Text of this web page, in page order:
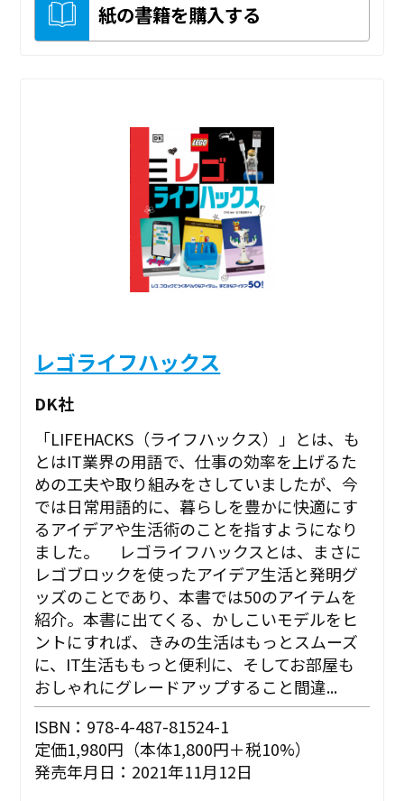
紙の書籍を購入する
レゴライフハックス
DK社
「LIFEHACKS（ライフハックス）」とは、も
とはIT業界の用語で、仕事の効率を上げるた
めの工夫や取り組みをさしていましたが、今
では日常用語的に、暮らしを豊かに快適にす
るアイデアや生活術のことを指すようになり
ました。 レゴライフハックスとは、まさに
レゴブロックを使ったアイデア生活と発明グ
ッズのことであり、本書では50のアイテムを
紹介。本書に出てくる、かしこいモデルをヒ
ントにすれば、きみの生活はもっとスムーズ
に、IT生活ももっと便利に、そしてお部屋も
おしゃれにグレードアップすること間違...
ISBN：978-4-487-81524-1
定価1,980円（本体1,800円＋税10%）
発売年月日：2021年11月12日